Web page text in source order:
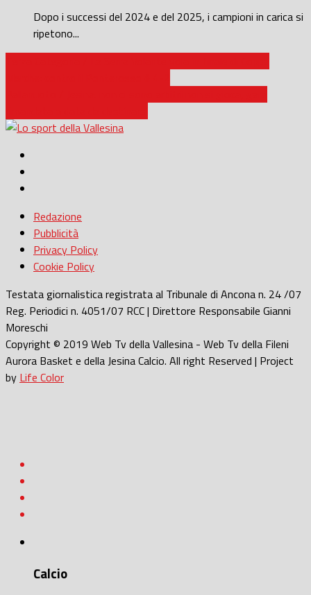
Dopo i successi del 2024 e del 2025, i campioni in carica si
ripetono...
Redazione
Pubblicità
Privacy Policy
Cookie Policy
Testata giornalistica registrata al Tribunale di Ancona n. 24 /07
Reg. Periodici n. 4051/07 RCC | Direttore Responsabile Gianni
Moreschi
Copyright © 2019 Web Tv della Vallesina - Web Tv della Fileni
Aurora Basket e della Jesina Calcio. All right Reserved | Project
by Life Color
Calcio